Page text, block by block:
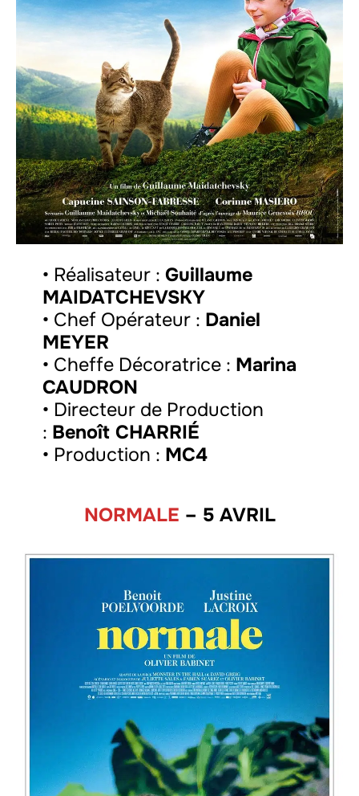
• Réalisateur : Guillaume
MAIDATCHEVSKY
• Chef Opérateur : Daniel
MEYER
• Cheffe Décoratrice : Marina
CAUDRON
• Directeur de Production
: Benoît CHARRIÉ
• Production : MC4
NORMALE – 5 AVRIL